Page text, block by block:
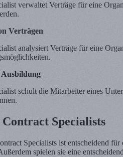
verwaltet Verträge für eine
Verträgen
analysiert Verträge für eine
Ausbildung
schult die Mitarbeiter eines
Contract Specialists
Specialists ist entscheidend
spielen sie eine